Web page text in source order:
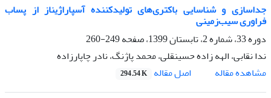
جداسازی و شناسایی باکتری‌های تولیدکننده آسپاراژیناز از پساب
فراوری سیب‌زمینی
دوره 33، شماره 2، تابستان 1399، صفحه
249-260
ندا نقابی، الهه زاده حسینقلی، محمد پاژنگ، نادر چاپارزاده
مشاهده مقاله
اصل مقاله 294.54 K